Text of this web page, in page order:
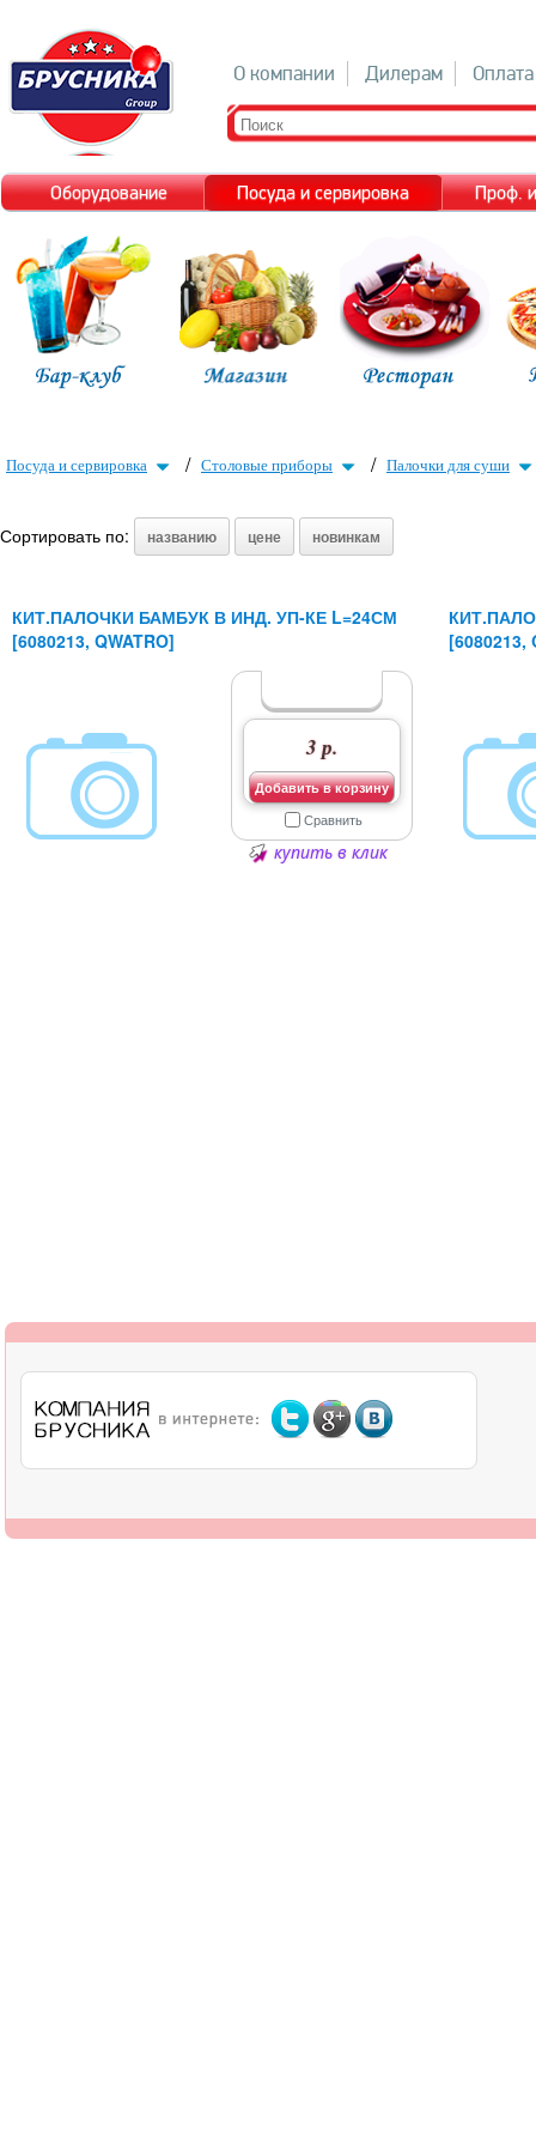
О компании Дилерам Оплата
Оборудование Посуда и сервировка Проф.
Посуда и сервировка / Столовые приборы / Палочки для суши
Сортировать по: названию цене новинкам
КИТ.ПАЛОЧКИ БАМБУК В ИНД. УП-КЕ L=24СМ
[6080213, QWATRO]
3 р.
Добавить в корзину
Сравнить
купить в клик
[6080213,